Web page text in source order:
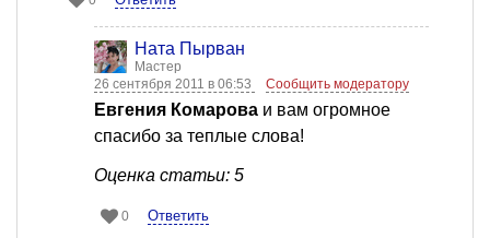
Ната Пырван
Мастер
26 сентября 2011 в 06:53
Сообщить модератору
Евгения Комарова и вам огромное
спасибо за теплые слова!
Оценка статьи: 5
0 Ответить